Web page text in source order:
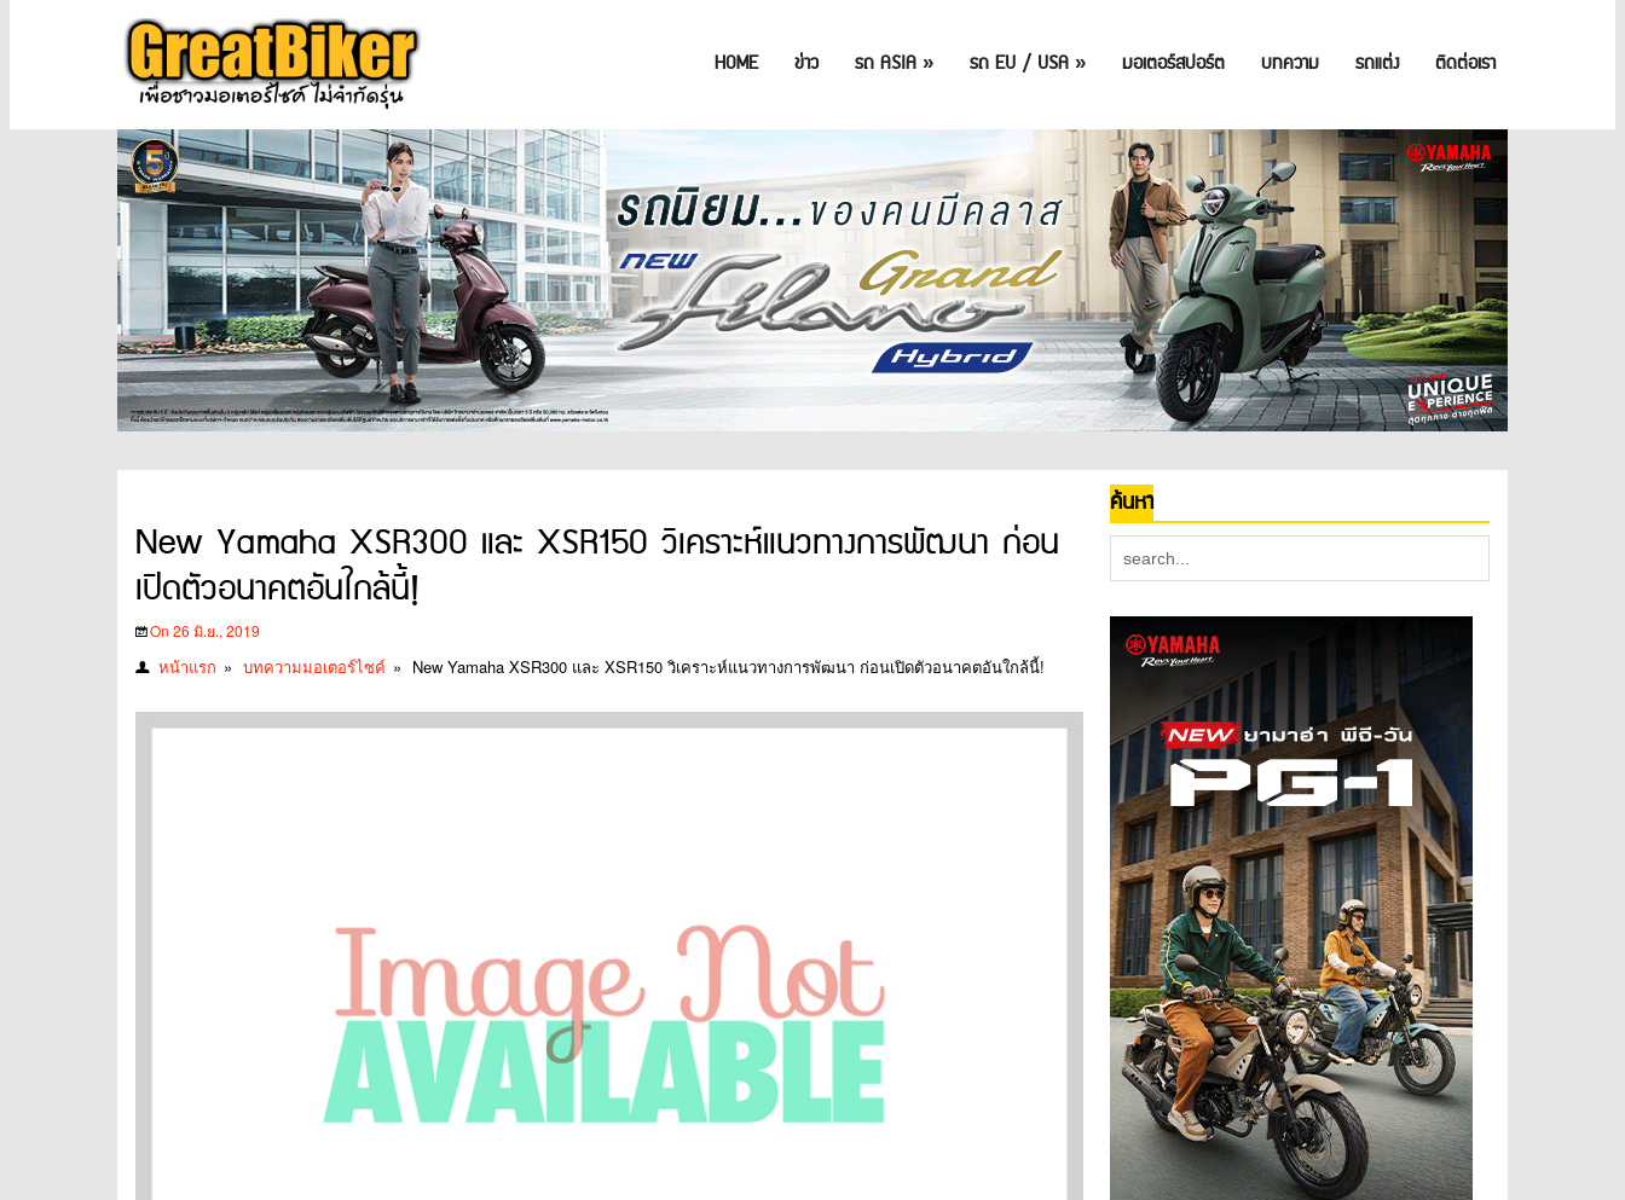
HOME ข่าว รถ ASIA » รถ EU / USA » มอเตอร์สปอร์ต บทความ รถแต่ง ติดต่อเรา
New Yamaha XSR300 และ XSR150 วิเคราะห์แนวทางการพัฒนา ก่อน
เปิดตัวอนาคตอันใกล้นี้!
On 26 มิ.ย., 2019
หน้าแรก » บทความมอเตอร์ไซค์ » New Yamaha XSR300 และ XSR150 วิเคราะห์แนวทางการพัฒนา ก่อนเปิดตัวอนาคตอันใกล้นี้!
ค้นหา